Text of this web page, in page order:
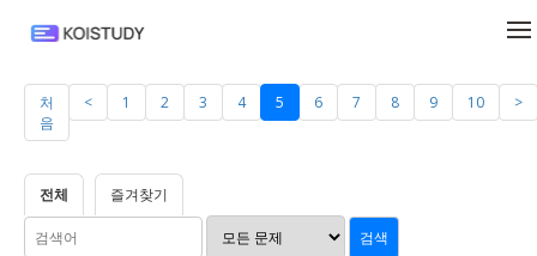
처
음
< 1 2 3 4 5 6 7 8 9 10 >
전체 즐겨찾기